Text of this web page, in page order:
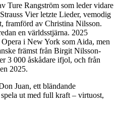
Ture Rangström som leder vidare
Vier letzte Lieder, vemodig
framförd av Christina Nilsson.
en världsstjärna. 2025
i New York som Aida, men
främst från Birgit Nilsson-
3 000 åskådare ifjol, och från
2025.
Juan, ett bländande
ut med full kraft – virtuost,